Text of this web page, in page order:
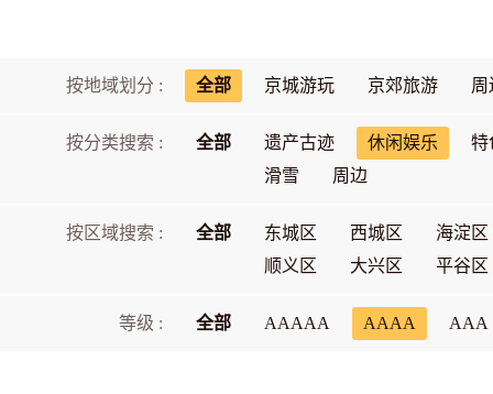
按地域划分 : 全部 京城游玩 京郊旅游 周
按分类搜索 : 全部 遗产古迹 休闲娱乐
特
滑雪
周边
按区域搜索 : 全部 东城区 西城区
海淀区
顺义区
大兴区 平谷区
等级 : 全部 AAAAA AAAA AAA